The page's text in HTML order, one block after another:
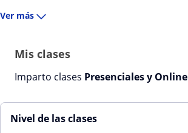
Ver más
Mis clases
Imparto clases Presenciales y Online
Nivel de las clases